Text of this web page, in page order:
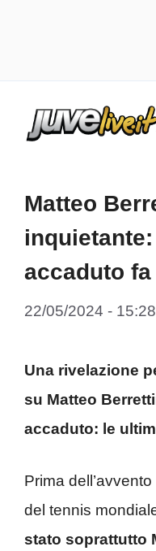
Matteo
accaduto
22/05/2024 - 15:28
Una rivelazione
su Matteo
accaduto: le
Prima
del tennis
stato soprattutto